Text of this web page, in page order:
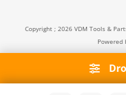
Copyright ; 2026 VDM Tools &
Powered